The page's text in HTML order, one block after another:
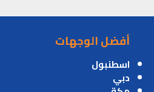
أفضل الوجهات
اسطنبول
دبي